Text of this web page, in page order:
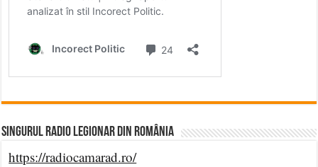
Singurul Radio Legionar din România
https://radiocamarad.ro/